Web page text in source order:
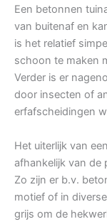
Een betonnen
van buitenaf en
is het relatief
schoon te maken
Verder is er
door insecten of
erfafscheidingen
Het uiterlijk van
afhankelijk van de
Zo zijn er b.v.
motief of in
grijs om de